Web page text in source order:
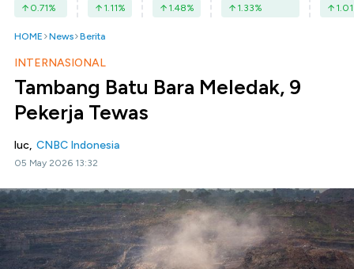
0.71% 1.11% 1.48% 1.33% 1.01
HOME News Berita
INTERNASIONAL
Tambang Batu Bara Meledak, 9
Pekerja Tewas
luc, CNBC Indonesia
05 May 2026 13:32